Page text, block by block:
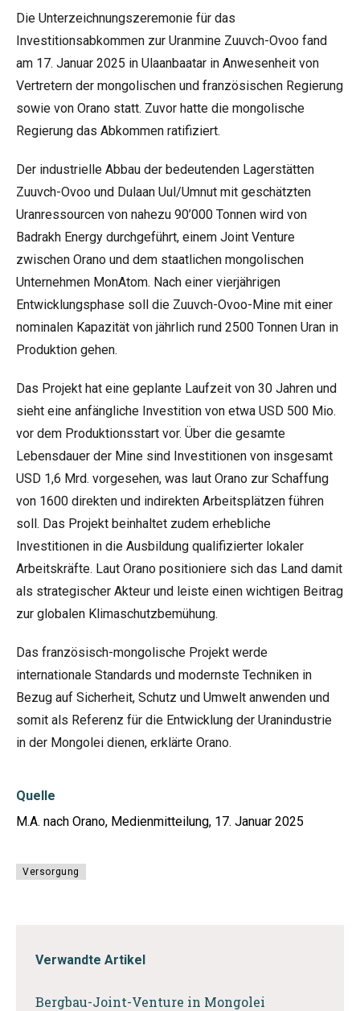
Die Unterzeichnungszeremonie für das
Investitionsabkommen zur Uranmine Zuuvch-Ovoo fand
am 17. Januar 2025 in Ulaanbaatar in Anwesenheit von
Vertretern der mongolischen und französischen Regierung
sowie von Orano statt. Zuvor hatte die mongolische
Regierung das Abkommen ratifiziert.
Der industrielle Abbau der bedeutenden Lagerstätten
Zuuvch-Ovoo und Dulaan Uul/Umnut mit geschätzten
Uranressourcen von nahezu 90’000 Tonnen wird von
Badrakh Energy durchgeführt, einem Joint Venture
zwischen Orano und dem staatlichen mongolischen
Unternehmen MonAtom. Nach einer vierjährigen
Entwicklungsphase soll die Zuuvch-Ovoo-Mine mit einer
nominalen Kapazität von jährlich rund 2500 Tonnen Uran in
Produktion gehen.
Das Projekt hat eine geplante Laufzeit von 30 Jahren und
sieht eine anfängliche Investition von etwa USD 500 Mio.
vor dem Produktionsstart vor. Über die gesamte
Lebensdauer der Mine sind Investitionen von insgesamt
USD 1,6 Mrd. vorgesehen, was laut Orano zur Schaffung
von 1600 direkten und indirekten Arbeitsplätzen führen
soll. Das Projekt beinhaltet zudem erhebliche
Investitionen in die Ausbildung qualifizierter lokaler
Arbeitskräfte. Laut Orano positioniere sich das Land damit
als strategischer Akteur und leiste einen wichtigen Beitrag
zur globalen Klimaschutzbemühung.
Das französisch-mongolische Projekt werde
internationale Standards und modernste Techniken in
Bezug auf Sicherheit, Schutz und Umwelt anwenden und
somit als Referenz für die Entwicklung der Uranindustrie
in der Mongolei dienen, erklärte Orano.
Quelle
M.A. nach Orano, Medienmitteilung, 17. Januar 2025
Versorgung
Verwandte Artikel
Bergbau-Joint-Venture in Mongolei